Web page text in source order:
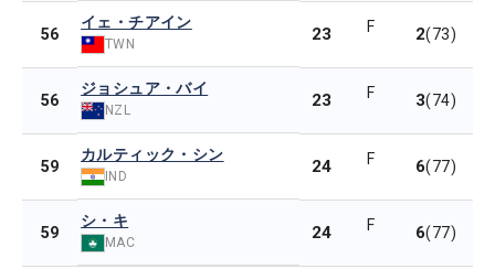
56
イェ・チアイン
TWN 23 F 2(73)
56
ジョシュア・バイ
NZL 23 F 3(74)
59
カルティック・シン
IND 24 F 6(77)
59
シ・キ
MAC 24 F 6(77)